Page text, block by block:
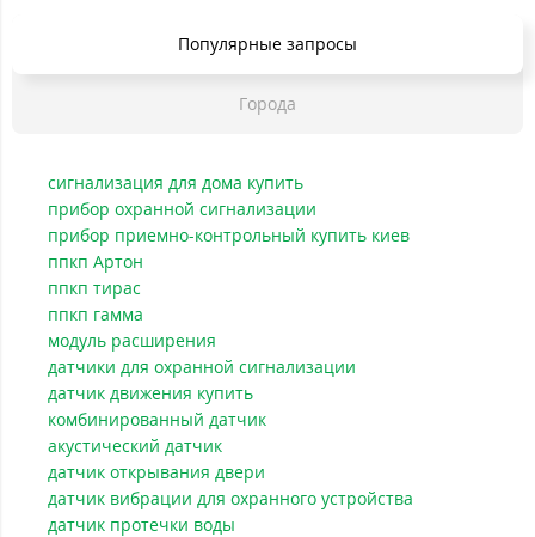
Популярные запросы
Города
сигнализация для дома купить
прибор охранной сигнализации
прибор приемно-контрольный купить киев
ппкп Артон
ппкп тирас
ппкп гамма
модуль расширения
датчики для охранной сигнализации
датчик движения купить
комбинированный датчик
акустический датчик
датчик открывания двери
датчик вибрации для охранного устройства
датчик протечки воды